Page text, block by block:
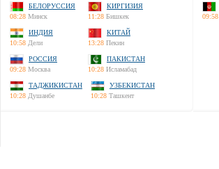
БЕЛОРУССИЯ
08:28 Минск
КИРГИЗИЯ
11:28 Бишкек
ИНДИЯ
10:58 Дели
КИТАЙ
13:28 Пекин
РОССИЯ
09:28 Москва
ПАКИСТАН
10:28 Исламабад
ТАДЖИКИСТАН
10:28 Душанбе
УЗБЕКИСТАН
10:28 Ташкент
09:58